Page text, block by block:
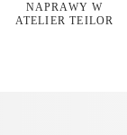
NAPRAWY W
ATELIER TEILOR